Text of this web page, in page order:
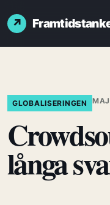
GLOBALISERINGEN
långa